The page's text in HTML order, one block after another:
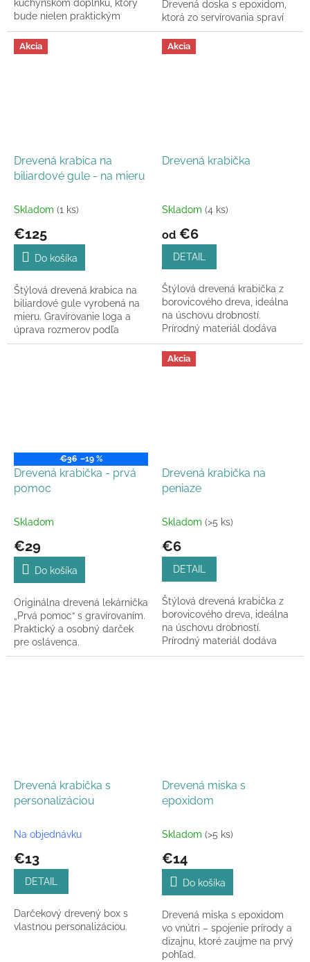
kuchynskom doplnku, ktorý
bude nielen praktickým
pomocníkom pri príprave
jedál, ale zároveň aj ozdobou
vášho domova,...
Drevená doska s epoxidom,
ktorá zo servírovania spraví
zážitok a z dekorácie
umelecký moment.
Akcia
Drevená krabica na
biliardové gule - na mieru
Skladom (1 ks)
€125
Do košíka
Štýlová drevená krabica na
biliardové gule vyrobená na
mieru. Gravírovanie loga a
úprava rozmerov podľa
vašich požiadaviek.
Akcia
Drevená krabička
Skladom (4 ks)
od €6
DETAIL
Štýlová drevená krabička z
borovicového dreva, ideálna
na úschovu drobností.
Prírodný materiál dodáva
elegantný vzhľad a odolnosť.
€36 –19 %
Drevená krabička - prvá
pomoc
Skladom
€29
Do košíka
Originálna drevená lekárnička
„Prvá pomoc“ s gravírovaním.
Praktický a osobný darček
pre oslávenca.
Akcia
Drevená krabička na
peniaze
Skladom (>5 ks)
€6
DETAIL
Štýlová drevená krabička z
borovicového dreva, ideálna
na úschovu drobností.
Prírodný materiál dodáva
elegantný vzhľad a odolnosť.
Drevená krabička s
personalizáciou
Na objednávku
€13
DETAIL
Darčekový drevený box s
vlastnou personalizáciou.
Drevená miska s
epoxidom
Skladom (>5 ks)
€14
Do košíka
Drevená miska s epoxidom
vo vnútri – spojenie prírody a
dizajnu, ktoré zaujme na prvý
pohľad.